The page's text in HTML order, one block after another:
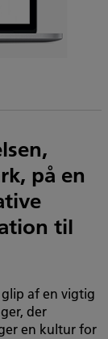
på en
til
af en vigtig
der
en kultur for